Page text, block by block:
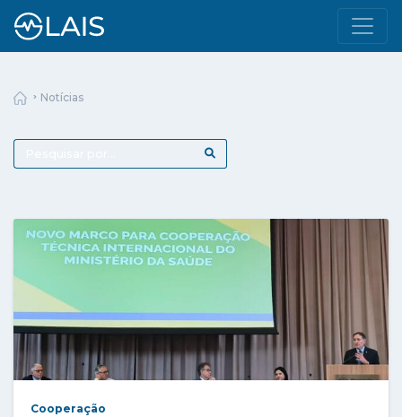
Todas as Notícias
Notícias
Cooperação